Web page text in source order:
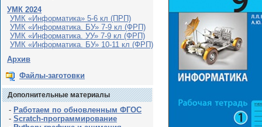
УМК 2024
УМК «Информатика» 5-6 кл (ПРП)
УМК «Информатика. БУ» 7-9 кл (ФРП)
УМК «Информатика. УУ» 7-9 кл (ФРП)
УМК «Информатика. БУ» 10-11 кл (ФРП)
Архив
Файлы-заготовки
Дополнительные материалы
- Работаем по обновленным ФГОС
- Scratch-программирование